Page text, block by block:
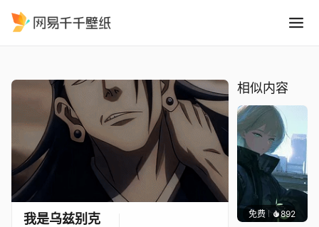
我是乌兹别克
相似内容
免费 892辰东